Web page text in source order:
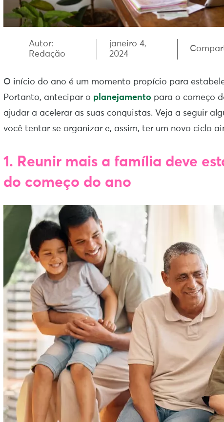
Autor:
Redação
janeiro 4,
2024
O início do ano é um momento propício para
Portanto, antecipar o planejamento para o começo
ajudar a acelerar as suas conquistas. Veja a seguir
você tentar se organizar e, assim, ter um novo ciclo
1. Reunir mais a família deve
do começo do ano